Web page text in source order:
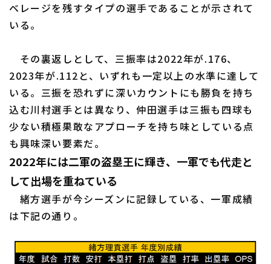
ベレージを残すタイプの選手であることが示されて
いる。
その裏返しとして、三振率は2022年が.176、
2023年が.112と、いずれも一定以上の水準に達して
いる。三振を恐れずに深いカウントにも勝負を持ち
込む川村選手とは異なり、仲田選手は三振も四球も
少ない積極果敢なアプローチを持ち味としている点
も興味深い要素だ。
2022年には二軍の盗塁王に輝き、一軍でも代走と
して出場を重ねている
緒方選手が今シーズンに記録している、一軍成績
は下記の通り。